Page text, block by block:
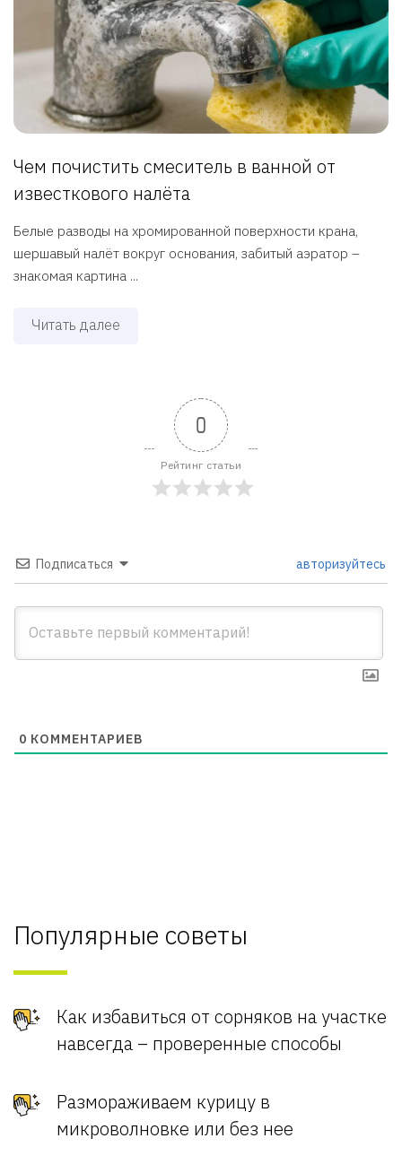
Чем почистить смеситель в ванной от
известкового налёта
Белые разводы на хромированной поверхности крана,
шершавый налёт вокруг основания, забитый аэратор –
знакомая картина ...
Читать далее
0
Рейтинг статьи
Подписаться авторизуйтесь
0 КОММЕНТАРИЕВ
Популярные советы
Как избавиться от сорняков на участке
навсегда – проверенные способы
Размораживаем курицу в
микроволновке или без нее